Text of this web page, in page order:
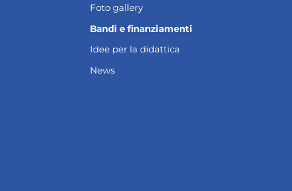
Foto gallery
Bandi e finanziamenti
Idee per la didattica
News